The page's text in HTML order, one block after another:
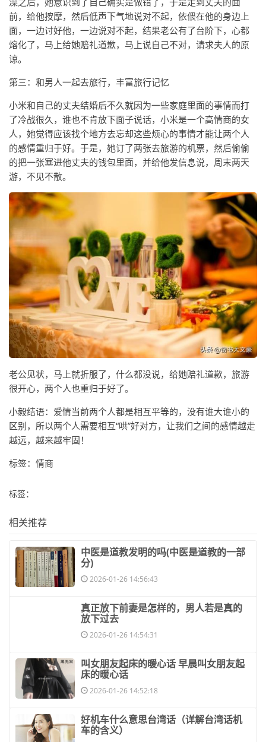
前，给他按摩，然后低声下气地说对不起，依偎在他的身边上
面，一边讨好他，一边说对不起，结果老公有了台阶下，心都
熔化了，马上给她赔礼道歉，马上说自己不对，请求夫人的原
谅。
第三：和男人一起去旅行，丰富旅行记忆
小米和自己的丈夫结婚后不久就因为一些家庭里面的事情而打
了冷战很久，谁也不肯放下面子说话，小米是一个高情商的女
人，她觉得应该找个地方去忘却这些烦心的事情才能让两个人
的感情重归于好。于是，她订了两张去旅游的机票，然后偷偷
的把一张塞进他丈夫的钱包里面，并给他发信息说，周末两天
游，不见不散。
老公见状，马上就折服了，什么都没说，给她赔礼道歉，旅游
很开心，两个人也重归于好了。
小毅结语：爱情当前两个人都是相互平等的，没有谁大谁小的
区别，所以两个人需要相互“哄”好对方，让我们之间的感情越走
越远，越来越牢固！
标签：情商
标签：
相关推荐
​中医是道教发明的吗(中医是道教的一部
分)
2026-01-26 14:56:43
​真正放下前妻是怎样的，男人若是真的
放下过去
2026-01-26 14:54:31
​叫女朋友起床的暖心话 早晨叫女朋友起
床的暖心话
2026-01-26 14:52:18
​好机车什么意思台湾话（详解台湾话机
车的含义）